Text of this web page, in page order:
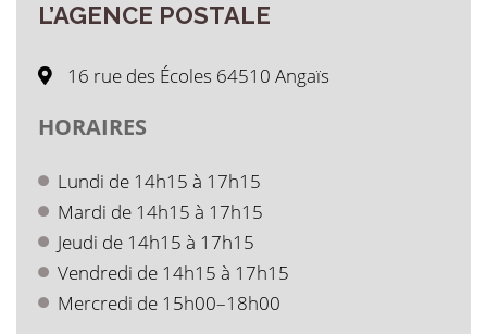
L’AGENCE POSTALE
16 rue des Écoles 64510 Angaïs
HORAIRES
Lundi de 14h15 à 17h15
Mardi de 14h15 à 17h15
Jeudi de 14h15 à 17h15
Vendredi de 14h15 à 17h15
Mercredi de 15h00–18h00